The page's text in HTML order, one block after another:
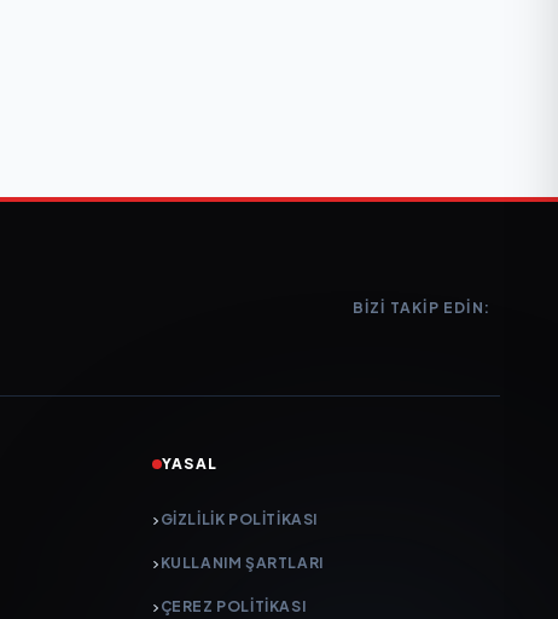
BIZI TAKIP EDIN:
YASAL
GIZLILIK POLITIKASI
KULLANIM ŞARTLARI
ÇEREZ POLITIKASI